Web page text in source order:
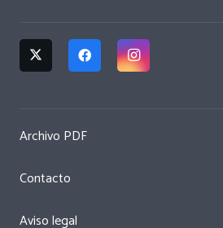
Archivo PDF
Contacto
Aviso legal